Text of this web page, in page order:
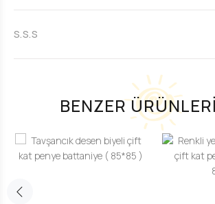
S.S.S
BENZER